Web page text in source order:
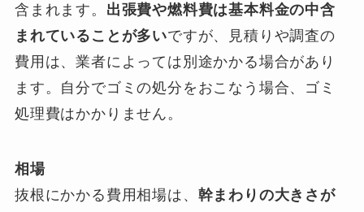
含まれます。 出張費や燃料費は基本料金の中含
まれていることが多いですが、見積りや調査の
費用は、業者によっては別途かかる場合があり
ます。自分でゴミの処分をおこなう場合、ゴミ
処理費はかかりません。
相場
抜根にかかる費用相場は、 幹まわりの大きさが